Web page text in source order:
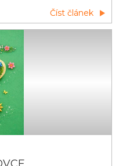
dalších úspěchů.
Číst článek